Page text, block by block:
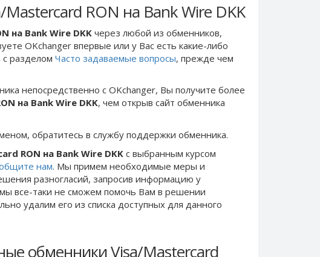
RON на Bank Wire DKK
на Bank Wire DKK через любой из обменников,
OKchanger впервые или у Вас есть какие-либо
разделом Часто задаваемые вопросы, прежде чем
непосредственно c OKchanger, Вы получите более
на Bank Wire DKK, чем открыв сайт обменника
обратитесь в службу поддержки обменника.
RON на Bank Wire DKK с выбранным курсом
нам. Мы примем необходимые меры и
разногласий, запросив информацию у
все-таки не сможем помочь Вам в решении
удалим его из списка доступных для данного
обменники Visa/Mastercard